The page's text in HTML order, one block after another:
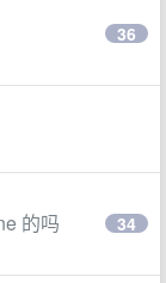
36
的吗 34